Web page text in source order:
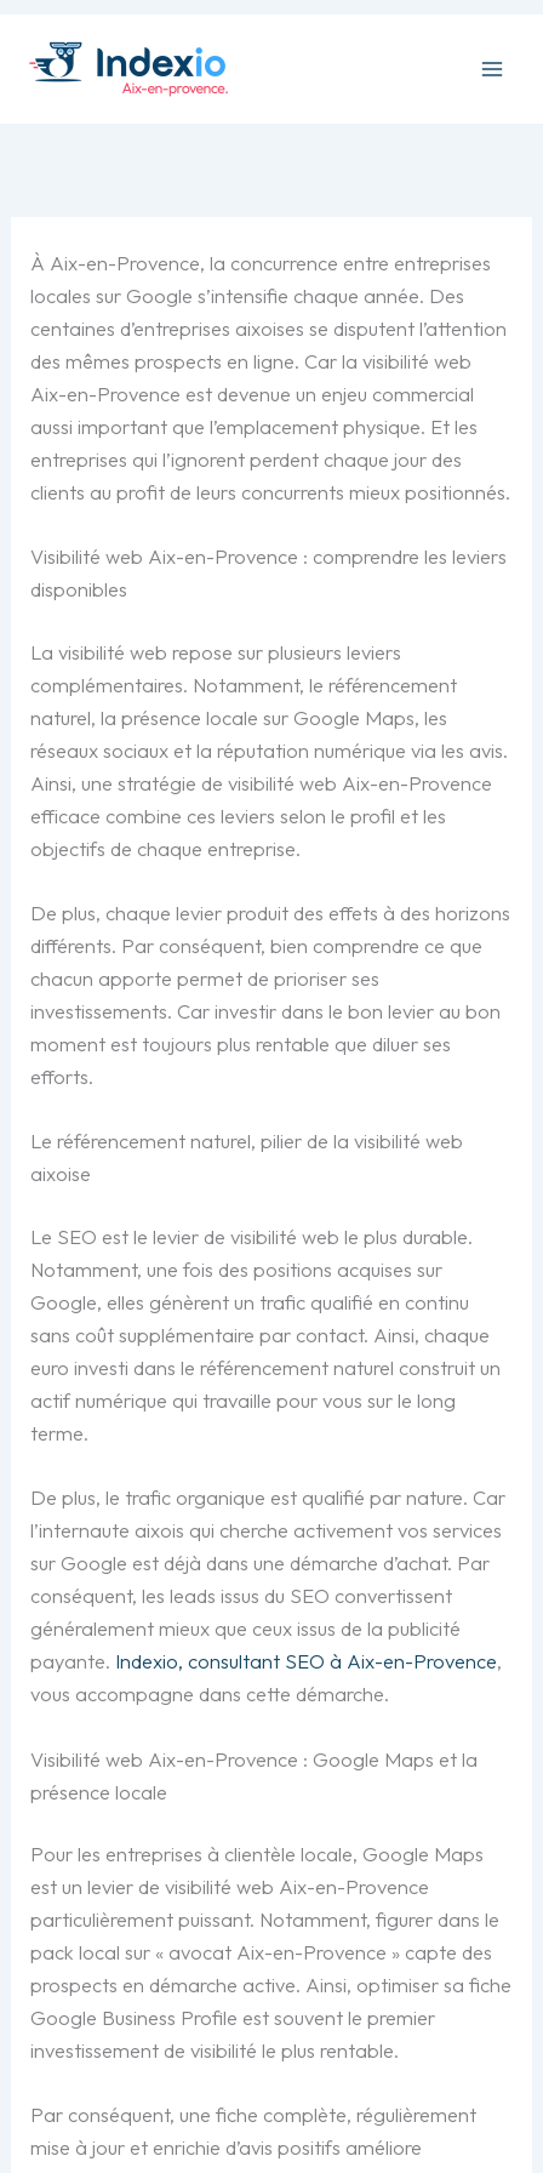
contenu
À Aix-en-Provence, la concurrence entre entreprises
locales sur Google s’intensifie chaque année. Des
centaines d’entreprises aixoises se disputent l’attention
des mêmes prospects en ligne. Car la visibilité web
Aix-en-Provence est devenue un enjeu commercial
aussi important que l’emplacement physique. Et les
entreprises qui l’ignorent perdent chaque jour des
clients au profit de leurs concurrents mieux positionnés.
Visibilité web Aix-en-Provence : comprendre les leviers
disponibles
La visibilité web repose sur plusieurs leviers
complémentaires. Notamment, le référencement
naturel, la présence locale sur Google Maps, les
réseaux sociaux et la réputation numérique via les avis.
Ainsi, une stratégie de visibilité web Aix-en-Provence
efficace combine ces leviers selon le profil et les
objectifs de chaque entreprise.
De plus, chaque levier produit des effets à des horizons
différents. Par conséquent, bien comprendre ce que
chacun apporte permet de prioriser ses
investissements. Car investir dans le bon levier au bon
moment est toujours plus rentable que diluer ses
efforts.
Le référencement naturel, pilier de la visibilité web
aixoise
Le SEO est le levier de visibilité web le plus durable.
Notamment, une fois des positions acquises sur
Google, elles génèrent un trafic qualifié en continu
sans coût supplémentaire par contact. Ainsi, chaque
euro investi dans le référencement naturel construit un
actif numérique qui travaille pour vous sur le long
terme.
De plus, le trafic organique est qualifié par nature. Car
l’internaute aixois qui cherche activement vos services
sur Google est déjà dans une démarche d’achat. Par
conséquent, les leads issus du SEO convertissent
généralement mieux que ceux issus de la publicité
payante. Indexio, consultant SEO à Aix-en-Provence,
vous accompagne dans cette démarche.
Visibilité web Aix-en-Provence : Google Maps et la
présence locale
Pour les entreprises à clientèle locale, Google Maps
est un levier de visibilité web Aix-en-Provence
particulièrement puissant. Notamment, figurer dans le
pack local sur « avocat Aix-en-Provence » capte des
prospects en démarche active. Ainsi, optimiser sa fiche
Google Business Profile est souvent le premier
investissement de visibilité le plus rentable.
Par conséquent, une fiche complète, régulièrement
mise à jour et enrichie d’avis positifs améliore